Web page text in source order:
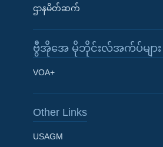
Learning English
ဌာနမိတ်ဆက်
ဗွီအိုအေ မိုဘိုင်းလ်အက်ပ်မျာ
VOA+
Other Links
USAGM